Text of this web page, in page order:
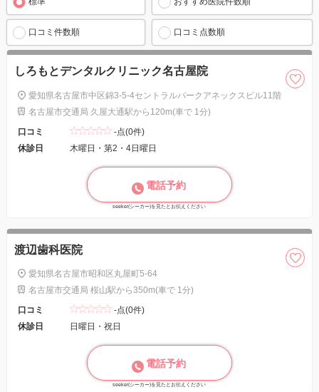
口コミ件数順 口コミ点数順
しろもとデンタルクリニック名古屋院
愛知県名古屋市中区錦3-5-4セントラルパークアネックスビル11階
名古屋市交通局 久屋大通駅から120m(車で 1分)
口コミ
-点(0件)
休診日
木曜日・第2・4日曜日
電話予約
seeker(シーカー)を見たとお伝えください
渡辺歯科医院
愛知県名古屋市昭和区丸屋町5-64
名古屋市交通局 桜山駅から350m(車で 1分)
口コミ
-点(0件)
休診日
日曜日・祝日
電話予約
seeker(シーカー)を見たとお伝えください